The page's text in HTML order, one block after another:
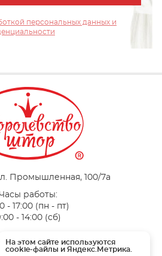
персональных данных и
На этом сайте используются
cookie-файлы и Яндекс.Метрика.
Промышленная, 100/7a
работы:
- 17:00 (пн - пт)
- 14:00 (сб)
vertograd@mail.ru